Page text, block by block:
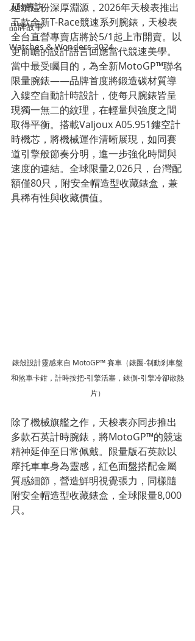
人物專訪
品牌故事
Watches & Wonders 2024
延續這份深厚淵源，2026年天梭表推出
五款全新T-Race競速系列腕錶，天梭表
全台直營專賣店將於5/1起上市開賣。以
更前瞻的設計語言回應當代競速美學。
當中最受矚目的，為全新MotoGP™聯名
限量腕錶——品牌首度將鍛造碳材質導
入鏤空自動計時設計，使每只腕錶皆呈
現獨一無二的紋理，在輕量與強度之間
取得平衡。搭載Valjoux A05.951鏤空計
時機芯，將機械運作清晰展現，如同賽
道引擎般節奏分明，進一步強化時間與
速度的連結。全球限量2,026只，台灣配
額僅80只，附安全帽造型收藏錶盒，兼
具稀有性與收藏價值。
錶殼設計靈感來自 MotoGP™ 賽車（錶圈-制動剎車盤
和煞車卡鉗，計時按把-引擎活塞，錶側-引擎冷卻散熱
片）
除了機械旗艦之作，天梭表亦同步推出
多款石英計時腕錶，將MotoGP™的競速
精神延伸至日常佩戴。限量版石英款以
摩托車車身為靈感，紅色面盤搭配金屬
質感細節，營造鮮明視覺張力，同樣隨
附安全帽造型收藏錶盒，全球限量8,000
只。